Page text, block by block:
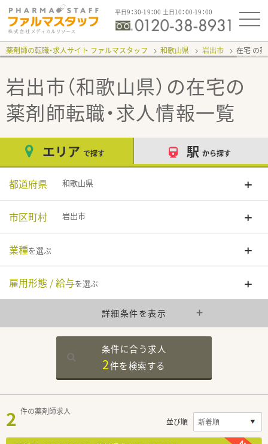
平日9：30-19：00 土日10：00-19：00
薬剤師の転職・求人サイト ファルマスタッフ 和歌山県 岩出市 在宅
岩出市（和歌山県）の在宅の
薬剤師転職・求人情報一覧
エリア で探す 駅 から探す
都道府県 和歌山県
市区町村 岩出市
業種を選ぶ
雇用形態 / 給与を選ぶ
詳細条件を表示
条件に合う求人
2件を検索する
2 件の薬剤師求人
並び順